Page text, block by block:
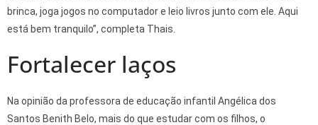
brinca, joga jogos no computador e leio livros junto com ele. Aqui
está bem tranquilo”, completa Thais.
Fortalecer laços
Na opinião da professora de educação infantil Angélica dos
Santos Benith Belo, mais do que estudar com os filhos, o